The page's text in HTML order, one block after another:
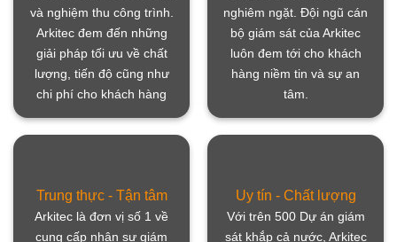
và nghiệm thu công trình.
Arkitec đem đến những
giải pháp tối ưu về chất
lượng, tiến độ cũng như
chi phí cho khách hàng
nghiêm ngặt. Đội ngũ cán
bộ giám sát của Arkitec
luôn đem tới cho khách
hàng niềm tin và sự an
tâm.
Trung thực - Tận tâm
Arkitec là đơn vị số 1 về
cung cấp nhân sự giám
Uy tín - Chất lượng
Với trên 500 Dự án giám
sát khắp cả nước, Arkitec